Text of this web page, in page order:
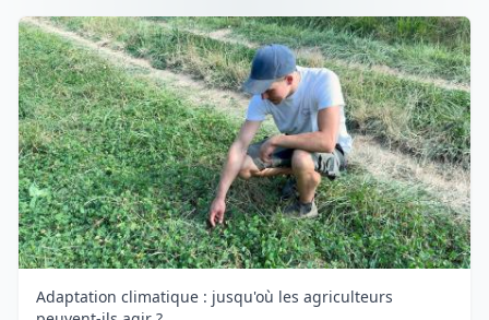
Adaptation climatique : jusqu'où les agriculteurs